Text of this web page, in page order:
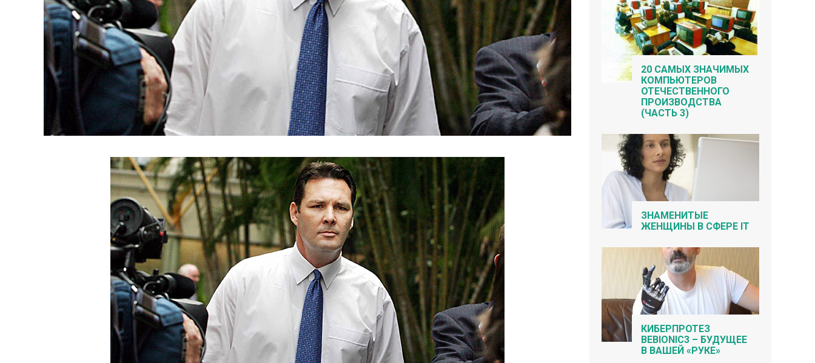
20 САМЫХ ЗНАЧИМЫХ
КОМПЬЮТЕРОВ
ОТЕЧЕСТВЕННОГО
ПРОИЗВОДСТВА
(ЧАСТЬ 3)
ЗНАМЕНИТЫЕ
ЖЕНЩИНЫ В СФЕРЕ IT
КИБЕРПРОТЕЗ
BEBIONIC3 – БУДУЩЕЕ
В ВАШЕЙ «РУКЕ»